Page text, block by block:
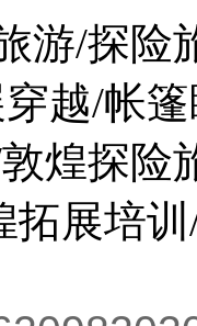
游/探险
越/帐
煌探险
拓展培